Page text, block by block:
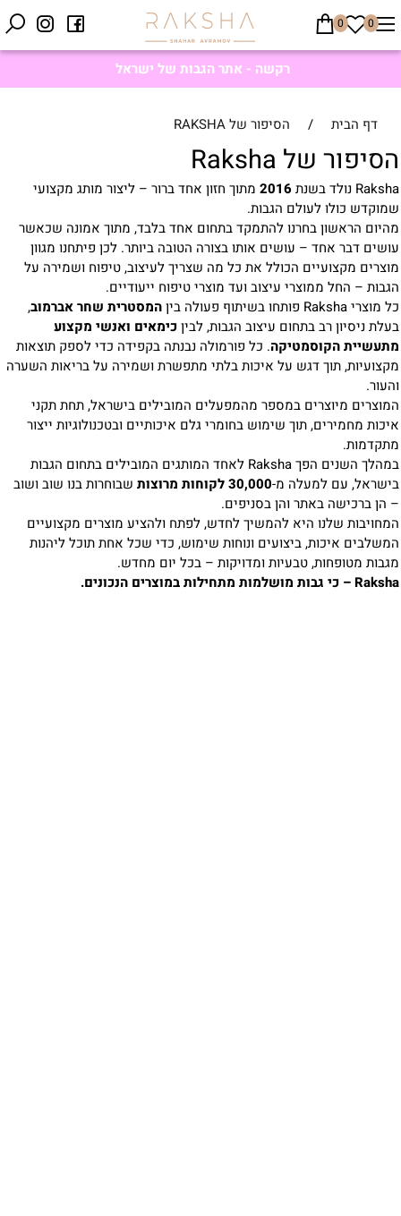
רקשה - אתר הגבות של ישראל
0
0
דף הבית / הסיפור של RAKSHA
הסיפור של Raksha
Raksha נולד בשנת 2016 מתוך חזון אחד ברור – ליצור מותג מקצועי
שמוקדש כולו לעולם הגבות.
מהיום הראשון בחרנו להתמקד בתחום אחד בלבד, מתוך אמונה שכאשר
עושים דבר אחד – עושים אותו בצורה הטובה ביותר. לכן פיתחנו מגוון
מוצרים מקצועיים הכולל את כל מה שצריך לעיצוב, טיפוח ושמירה על
הגבות – החל ממוצרי עיצוב ועד מוצרי טיפוח ייעודיים.
כל מוצרי Raksha פותחו בשיתוף פעולה בין
המסטרית שחר אברמוב,
בעלת ניסיון רב בתחום עיצוב הגבות, לביןכימאים ואנשי מקצוע
מתעשיית הקוסמטיקה. כל פורמולה נבנתה בקפידה כדי לספק תוצאות
מקצועיות, תוך דגש על איכות בלתי מתפשרת ושמירה על בריאות השערה
והעור.
המוצרים מיוצרים במספר מהמפעלים המובילים בישראל, תחת תקני
איכות מחמירים, תוך שימוש בחומרי גלם איכותיים ובטכנולוגיות ייצור
מתקדמות.
במהלך השנים הפך Raksha לאחד המותגים המובילים בתחום הגבות
בישראל, עם למעלה מ-30,000 לקוחות מרוצות
שבוחרות בנו שוב ושוב
– הן ברכישה באתר והן בסניפים.
המחויבות שלנו היא להמשיך לחדש, לפתח ולהציע מוצרים מקצועיים
המשלבים איכות, ביצועים ונוחות שימוש, כדי שכל אחת תוכל ליהנות
מגבות מטופחות, טבעיות ומדויקות – בכל יום מחדש.
Raksha – כי גבות מושלמות מתחילות במוצרים הנכונים.